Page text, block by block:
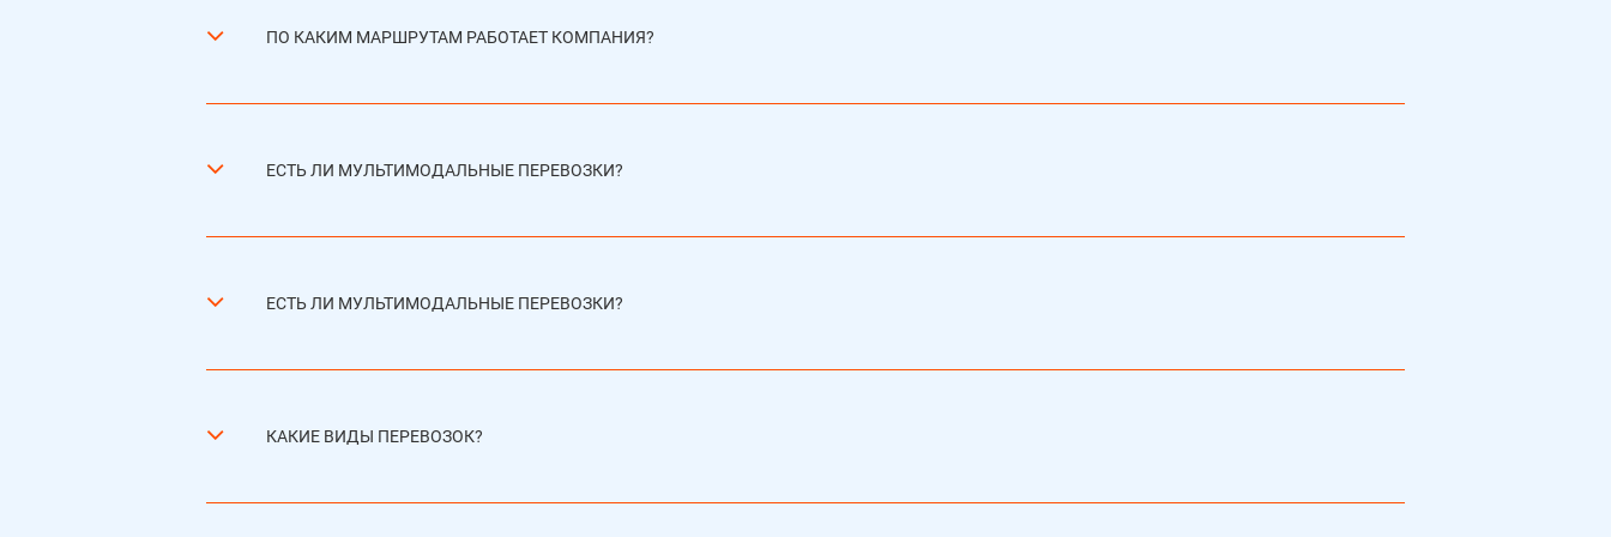
ПО КАКИМ МАРШРУТАМ РАБОТАЕТ КОМПАНИЯ?
ЕСТЬ ЛИ МУЛЬТИМОДАЛЬНЫЕ ПЕРЕВОЗКИ?
ЕСТЬ ЛИ МУЛЬТИМОДАЛЬНЫЕ ПЕРЕВОЗКИ?
КАКИЕ ВИДЫ ПЕРЕВОЗОК?